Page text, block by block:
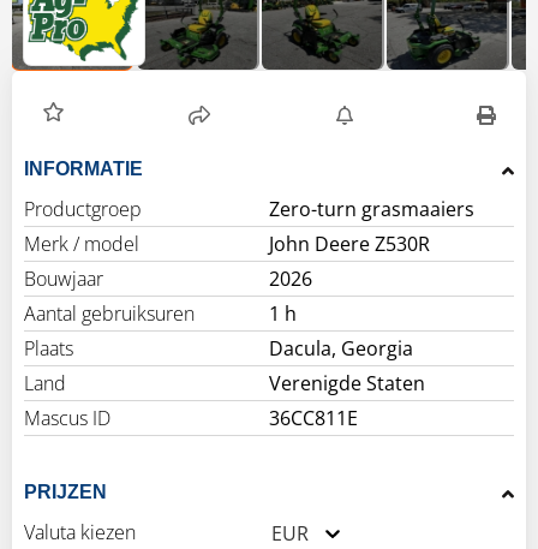
INFORMATIE
Productgroep
Zero-turn grasmaaiers
Merk / model
John Deere Z530R
Bouwjaar
2026
Aantal gebruiksuren
1 h
Plaats
Dacula, Georgia
Land
Verenigde Staten
Mascus ID
36CC811E
PRIJZEN
Valuta kiezen
EUR